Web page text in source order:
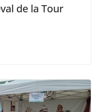
de la Tour